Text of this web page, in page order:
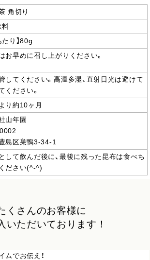
角切り
料
たり】80g
お早めに召し上がりください。
してください。高温多湿、直射日光は避けて
ください。
り約10ヶ月
山年園
島区巣鴨3-34-1
して飲んだ後に、最後に残った昆布は食べち
ださい(^-^)
くさんのお客様に
いただいております！
ムでお伝え！